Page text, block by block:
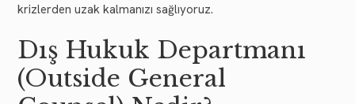
krizlerden uzak kalmanızı sağlıyoruz.
Dış Hukuk Departmanı
(Outside General